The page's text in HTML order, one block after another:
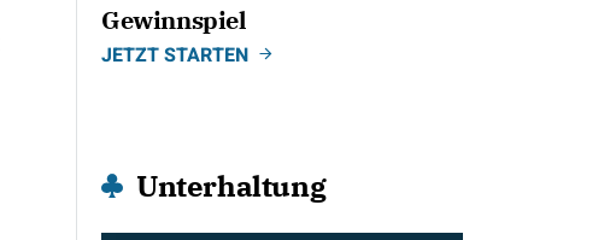
Gewinnspiel
JETZT STARTEN
Unterhaltung